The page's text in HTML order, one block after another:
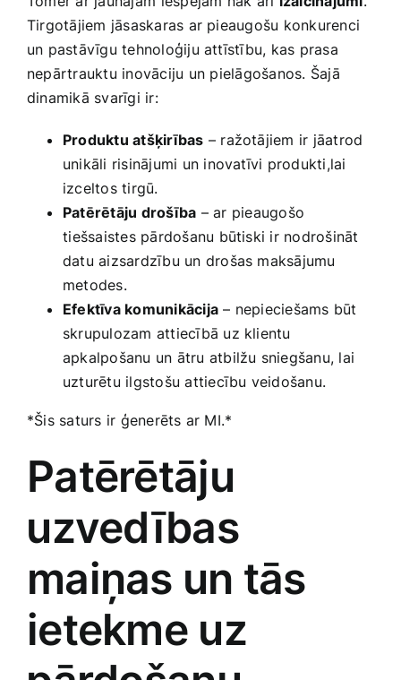
Tirgotājiem jāsaskaras ‌ar pieaugošu konkurenci
un‌ pastāvīgu tehnoloģiju attīstību, kas prasa
nepārtrauktu inovāciju⁣ un pielāgošanos. Šajā
dinamikā svarīgi‍ ir:
Produktu atšķirības – ražotājiem ir ‌jāatrod
unikāli risinājumi un inovatīvi produkti,lai
izceltos tirgū.
Patērētāju ‍drošība – ar ⁢pieaugošo
⁤tiešsaistes pārdošanu ‌būtiski ir nodrošināt
datu aizsardzību un drošas maksājumu
metodes.
Efektīva komunikācija – nepieciešams būt
skrupulozam attiecībā uz klientu
apkalpošanu un ātru atbilžu sniegšanu, lai
uzturētu ilgstošu attiecību veidošanu.
*Šis saturs ir ģenerēts ​ar MI.*
Patērētāju
⁤uzvedības
maiņas un tās
ietekme uz